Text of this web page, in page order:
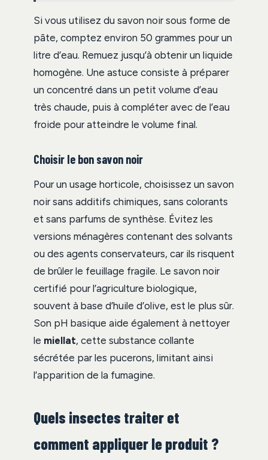
Si vous utilisez du savon noir sous forme de
pâte, comptez environ 50 grammes pour un
litre d’eau. Remuez jusqu’à obtenir un liquide
homogène. Une astuce consiste à préparer
un concentré dans un petit volume d’eau
très chaude, puis à compléter avec de l’eau
froide pour atteindre le volume final.
Choisir le bon savon noir
Pour un usage horticole, choisissez un savon
noir sans additifs chimiques, sans colorants
et sans parfums de synthèse. Évitez les
versions ménagères contenant des solvants
ou des agents conservateurs, car ils risquent
de brûler le feuillage fragile. Le savon noir
certifié pour l’agriculture biologique,
souvent à base d’huile d’olive, est le plus sûr.
Son pH basique aide également à nettoyer
le miellat, cette substance collante
sécrétée par les pucerons, limitant ainsi
l’apparition de la fumagine.
Quels insectes traiter et
comment appliquer le produit ?